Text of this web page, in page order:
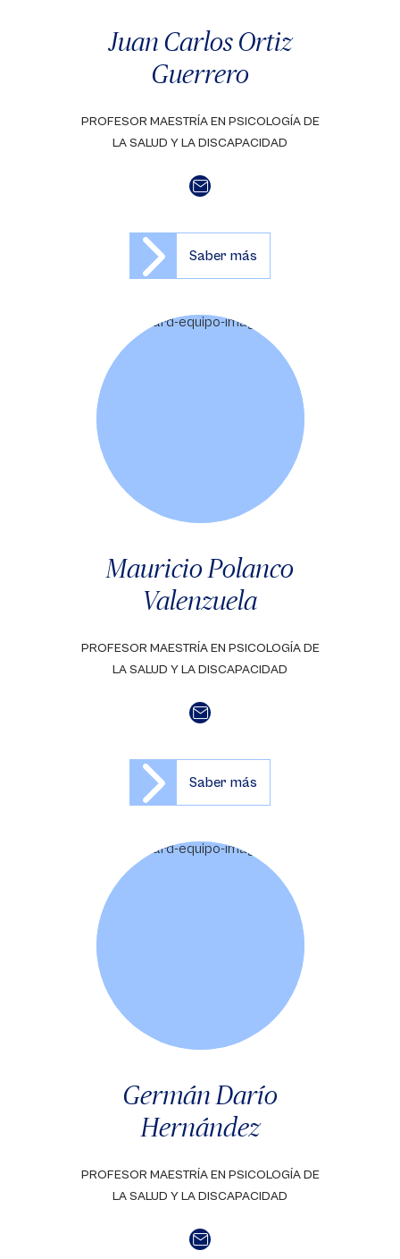
Juan Carlos Ortiz
Guerrero
PROFESOR MAESTRÍA EN PSICOLOGÍA DE
LA SALUD Y LA DISCAPACIDAD
Saber más
Mauricio Polanco
Valenzuela
PROFESOR MAESTRÍA EN PSICOLOGÍA DE
LA SALUD Y LA DISCAPACIDAD
Saber más
Germán Darío
Hernández
PROFESOR MAESTRÍA EN PSICOLOGÍA DE
LA SALUD Y LA DISCAPACIDAD